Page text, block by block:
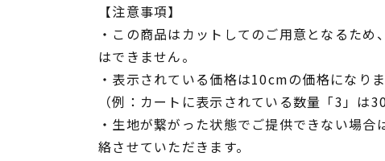
【注意事項】
・この商品はカットしてのご用意となるため
はできません。
・表示されている価格は10cmの価格になりま
（例：カートに表示されている数量「3」は
・生地が繋がった状態でご提供できない場合
絡させていただきます。